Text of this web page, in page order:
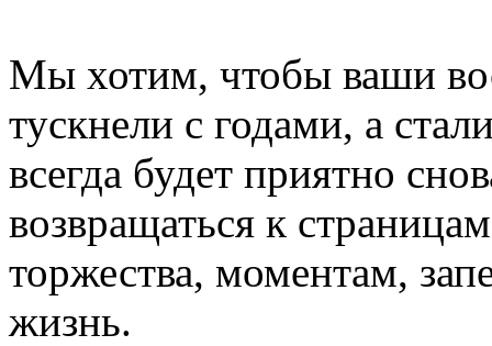
Мы хотим, чтобы ваши
тускнели с годами, а
всегда будет приятно
возвращаться к
торжества, моментам,
жизнь.